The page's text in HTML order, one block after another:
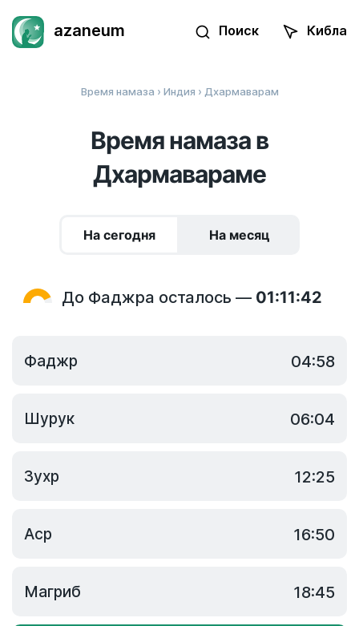
azaneum Поиск Кибла
Время намаза › Индия › Дхармаварам
Время намаза в
Дхармавараме
На сегодня На месяц
До Фаджра осталось — 01:11:42
Фаджр 04:58
Шурук 06:04
Зухр 12:25
Аср 16:50
Магриб 18:45